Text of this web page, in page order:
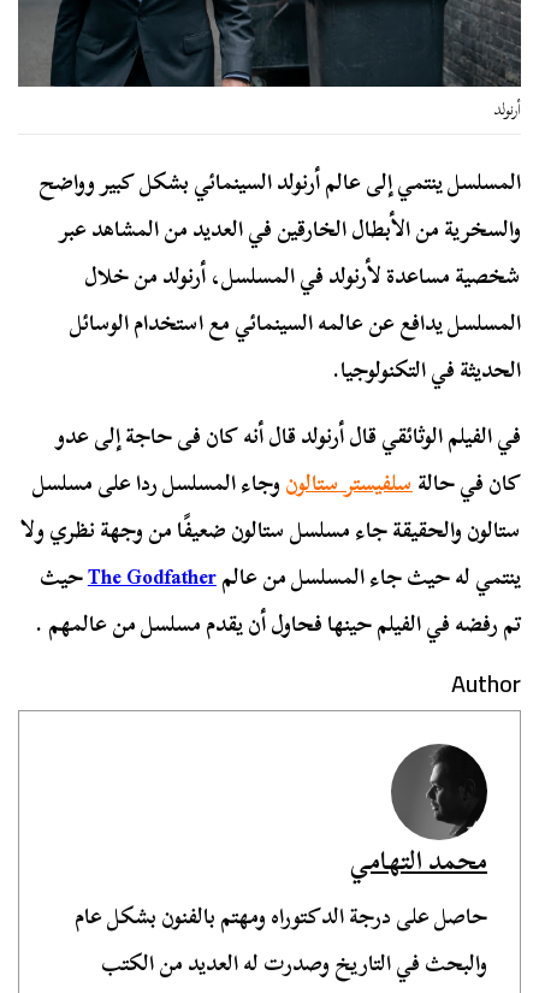
أرنولد
المسلسل ينتمي إلى عالم أرنولد السينمائي بشكل كبير وواضح
والسخرية من الأبطال الخارقين في العديد من المشاهد عبر
شخصية مساعدة لأرنولد في المسلسل، أرنولد من خلال
المسلسل يدافع عن عالمه السينمائي مع استخدام الوسائل
الحديثة في التكنولوجيا.
في الفيلم الوثائقي قال أرنولد قال أنه كان فى حاجة إلى عدو
كان في حالةسلفيستر ستالونوجاء المسلسل ردا على مسلسل
ستالون والحقيقة جاء مسلسل ستالون ضعيفًا من وجهة نظري ولا
ينتمي له حيث جاء المسلسل من عالمThe Godfatherحيث
تم رفضه في الفيلم حينها فحاول أن يقدم مسلسل من عالمهم .
Author
محمد التهامي
حاصل على درجة الدكتوراه ومهتم بالفنون بشكل عام
والبحث في التاريخ وصدرت له العديد من الكتب